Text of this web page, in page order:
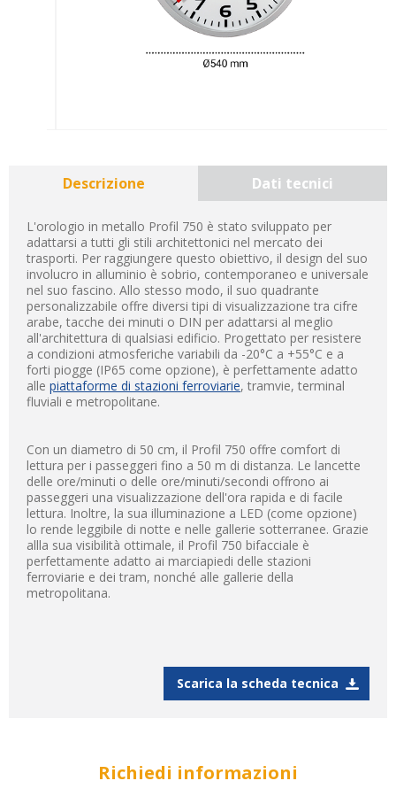
Descrizione Dati tecnici
L'orologio in metallo Profil 750 è stato sviluppato per
adattarsi a tutti gli stili architettonici nel mercato dei
trasporti. Per raggiungere questo obiettivo, il design del suo
involucro in alluminio è sobrio, contemporaneo e universale
nel suo fascino. Allo stesso modo, il suo quadrante
personalizzabile offre diversi tipi di visualizzazione tra cifre
arabe, tacche dei minuti o DIN per adattarsi al meglio
all'architettura di qualsiasi edificio. Progettato per resistere
a condizioni atmosferiche variabili da -20°C a +55°C e a
forti piogge (IP65 come opzione), è perfettamente adatto
alle piattaforme di stazioni ferroviarie, tramvie, terminal
fluviali e metropolitane.
Con un diametro di 50 cm, il Profil 750 offre comfort di
lettura per i passeggeri fino a 50 m di distanza. Le lancette
delle ore/minuti o delle ore/minuti/secondi offrono ai
passeggeri una visualizzazione dell'ora rapida e di facile
lettura. Inoltre, la sua illuminazione a LED (come opzione)
lo rende leggibile di notte e nelle gallerie sotterranee. Grazie
allla sua visibilità ottimale, il Profil 750 bifacciale è
perfettamente adatto ai marciapiedi delle stazioni
ferroviarie e dei tram, nonché alle gallerie della
metropolitana.
Scarica la scheda tecnica
Richiedi informazioni